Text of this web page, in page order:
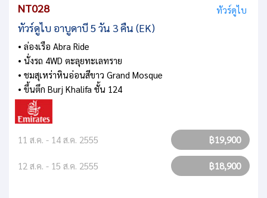
NT028 ทัวร์ดูไบ
ทัวร์ดูไบ อาบูดาบี 5 วัน 3 คืน (EK)
• ล่องเรือ Abra Ride
• นั่งรถ 4WD ตะลุยทะเลทราย
• ชมสุเหร่าหินอ่อนสีขาว Grand Mosque
• ขึ้นตึก Burj Khalifa ชั้น 124
11 ส.ค. - 14 ส.ค. 2555 ฿19,900
12 ส.ค. - 15 ส.ค. 2555 ฿18,900